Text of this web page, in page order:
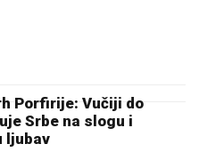
Porfirije: Vučiji do
Srbe na slogu i
ljubav